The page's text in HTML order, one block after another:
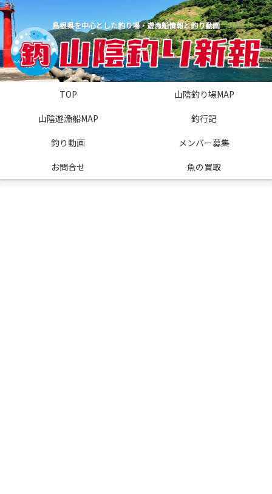
島根県を中心とした釣り場・遊漁船情報と釣り動画
TOP
山陰釣り場MAP
山陰遊漁船MAP
釣行記
釣り動画
メンバー募集
お問合せ
魚の買取